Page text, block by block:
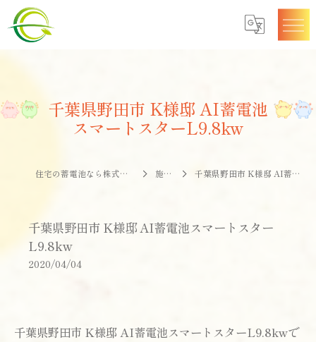
千葉県野田市 K様邸 AI蓄電池
スマートスターL9.8kw
住宅の蓄電池なら株式会社エナジークオリティー 施工事例 千葉県野田市 K様邸 AI蓄電池スマートスターL9.8kw
千葉県野田市 K様邸 AI蓄電池スマートスター
L9.8kw
2020/04/04
千葉県野田市 K様邸 AI蓄電池スマートスターL9.8kwで